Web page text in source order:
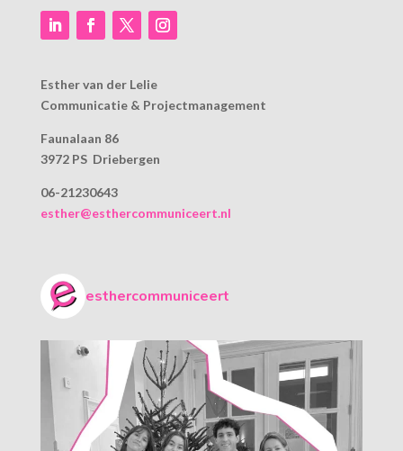
Esther van der Lelie
Communicatie & Projectmanagement
Faunalaan 86
3972 PS Driebergen
06-21230643
esther@esthercommuniceert.nl
esthercommuniceert